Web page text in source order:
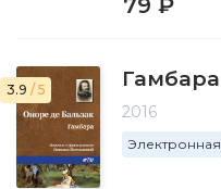
3.9 / 5 Гамбара
2016
Электронная